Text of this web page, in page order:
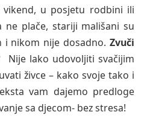
u posjetu rodbini ili
ne plače, stariji mališani su
i nikom nije dosadno. Zvuči
Nije lako udovoljiti svačijim
živce – kako svoje tako i
vam dajemo predloge
sa djecom- bez stresa!